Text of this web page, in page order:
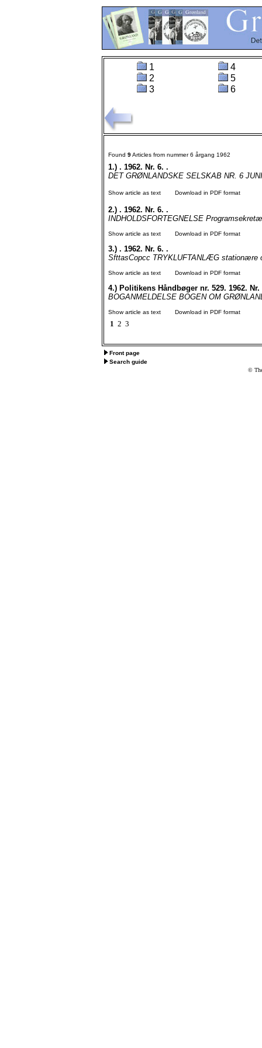
1
2
3
4
5
6
Found 9Articles from nummer 6 årgang 1962
1.) . 1962. Nr. 6. .
DET GRØNLANDSKE SELSKAB NR. 6
Show article as text Download in PDF format
2.) . 1962. Nr. 6. .
INDHOLDSFORTEGNELSE
Show article as text Download in PDF format
3.) . 1962. Nr. 6. .
SfttasCopcc TRYKLUFTANLÆG stationære
Show article as text Download in PDF format
4.) Politikens Håndbøger nr. 529. 1962.
BOGANMELDELSE BOGEN OM
Show article as text Download in PDF format
1 2 3
Front page
Search guide
©